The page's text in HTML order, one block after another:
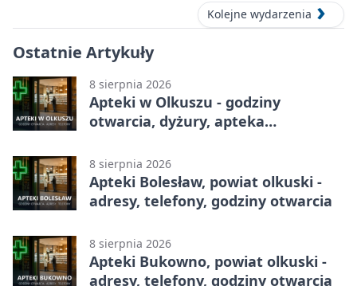
Kolejne wydarzenia
Ostatnie Artykuły
8 sierpnia 2026
Apteki w Olkuszu - godziny
otwarcia, dyżury, apteka
8 sierpnia 2026
Apteki Bolesław, powiat olkuski -
adresy, telefony, godziny otwarcia
8 sierpnia 2026
Apteki Bukowno, powiat olkuski -
adresy, telefony, godziny otwarcia